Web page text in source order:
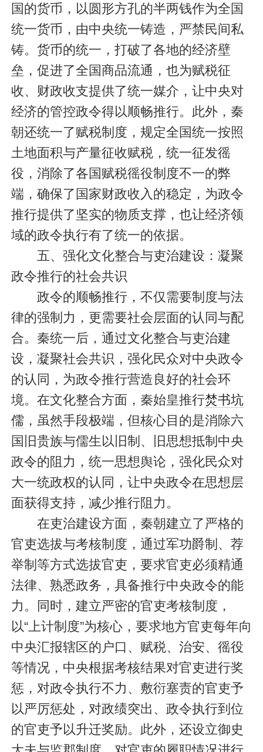
国的货币，以圆形方孔的半两钱作为全国
统一货币，由中央统一铸造，严禁民间私
铸。货币的统一，打破了各地的经济壁
垒，促进了全国商品流通，也为赋税征
收、财政收支提供了统一媒介，让中央对
经济的管控政令得以顺畅推行。此外，秦
朝还统一了赋税制度，规定全国统一按照
土地面积与产量征收赋税，统一征发徭
役，消除了各国赋税徭役制度不一的弊
端，确保了国家财政收入的稳定，为政令
推行提供了坚实的物质支撑，也让经济领
域的政令执行有了统一的依据。
五、强化文化整合与吏治建设：凝聚
政令推行的社会共识
政令的顺畅推行，不仅需要制度与法
律的强制力，更需要社会层面的认同与配
合。秦统一后，通过文化整合与吏治建
设，凝聚社会共识，强化民众对中央政令
的认同，为政令推行营造良好的社会环
境。在文化整合方面，秦始皇推行焚书坑
儒 ，虽然手段极端，但核心目的是消除六
国旧贵族与儒生以旧制、旧思想抵制中央
政令的阻力，统一思想舆论，强化民众对
大一统政权的认同，让中央政令在思想层
面获得支持，减少推行阻力。
在吏治建设方面，秦朝建立了严格的
官吏选拔与考核制度，通过军功爵制、荐
举制等方式选拔官吏，要求官吏必须精通
法律、熟悉政务，具备推行中央政令的能
力。同时，建立严密的官吏考核制度，
以“上计制度”为核心，要求地方官吏每年向
中央汇报辖区的户口、赋税、治安、徭役
等情况，中央根据考核结果对官吏进行奖
惩，对政令执行不力、敷衍塞责的官吏予
以严厉惩处，对政绩突出、政令执行到位
的官吏予以升迁奖励。此外，还设立御史